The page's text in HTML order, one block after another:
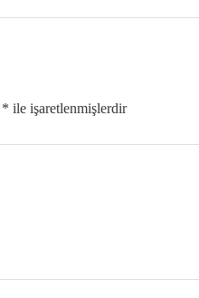
* ile işaretlenmişlerdir